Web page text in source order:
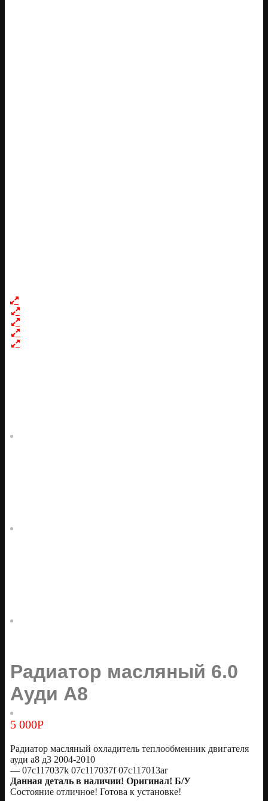
Радиатор масляный 6.0
Ауди А8
5 000Р
Радиатор масляный охладитель теплообменник двигателя
ауди а8 д3 2004-2010
— 07c117037k 07c117037f 07c117013ar
Данная деталь в наличии! Оригинал! Б/У
Состояние отличное! Готова к установке!